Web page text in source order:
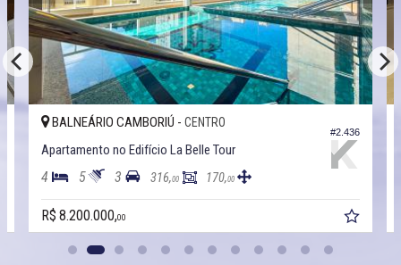
CAMBORIÚ -CENTRO
no Edifício La Belle Tour
3 316, 170, 00
00 R$